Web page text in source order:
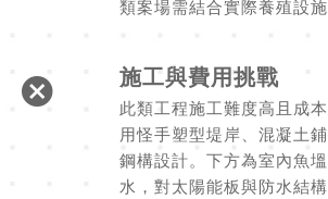
類案場需結合實際養殖設施
施工與費用挑戰
此類工程施工難度高且成
用怪手塑型堤岸、混凝土
鋼構設計。下方為室內魚
水，對太陽能板與防水結